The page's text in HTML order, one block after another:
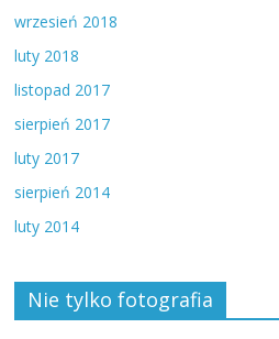
wrzesień 2018
luty 2018
listopad 2017
sierpień 2017
luty 2017
sierpień 2014
luty 2014
Nie tylko fotografia